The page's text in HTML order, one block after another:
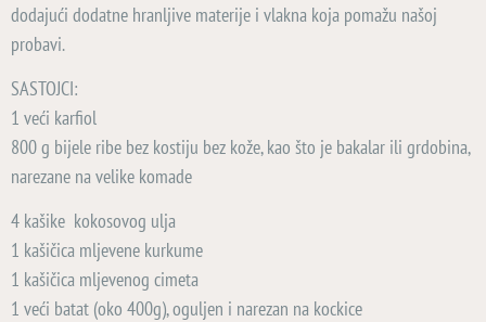
dodajući dodatne hranljive materije i vlakna koja pomažu našoj
probavi.
SASTOJCI:
1 veći karfiol
800 g bijele ribe bez kostiju bez kože, kao što je bakalar ili grdobina,
narezane na velike komade
4 kašike kokosovog ulja
1 kašičica mljevene kurkume
1 kašičica mljevenog cimeta
1 veći batat (oko 400g), oguljen i narezan na kockice